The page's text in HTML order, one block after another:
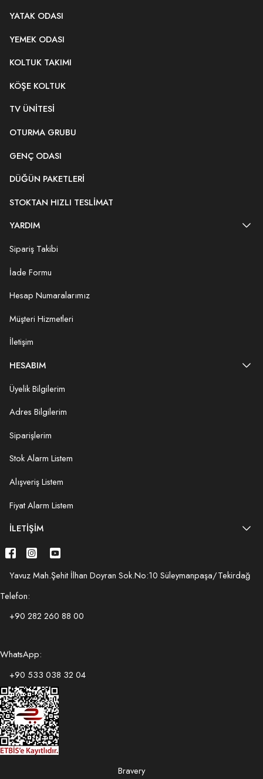
YATAK ODASI
YEMEK ODASI
KOLTUK TAKIMI
KÖŞE KOLTUK
TV ÜNITESI
OTURMA GRUBU
GENÇ ODASI
DÜĞÜN PAKETLERI
STOKTAN HIZLI TESLIMAT
YARDIM
Sipariş Takibi
İade Formu
Hesap Numaralarımız
Müşteri Hizmetleri
İletişim
HESABIM
Üyelik Bilgilerim
Adres Bilgilerim
Siparişlerim
Stok Alarm Listem
Alışveriş Listem
Fiyat Alarm Listem
İLETIŞIM
Yavuz Mah.Şehit İlhan Doyran Sok.No:10 Süleymanpaşa/Tekirdağ
Telefon:
+90 282 260 88 00
WhatsApp:
+90 533 038 32 04
Bravery